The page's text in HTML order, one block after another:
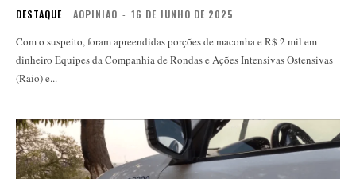
DESTAQUE AOPINIAO - 16 DE JUNHO DE 2025
Com o suspeito, foram apreendidas porções de maconha e R$ 2 mil em
dinheiro Equipes da Companhia de Rondas e Ações Intensivas Ostensivas
(Raio) e...